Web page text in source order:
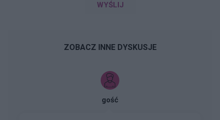
WYŚLIJ
ZOBACZ INNE DYSKUSJE
gość